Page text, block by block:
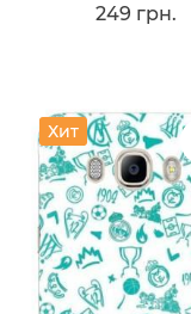
249 грн.
Хит